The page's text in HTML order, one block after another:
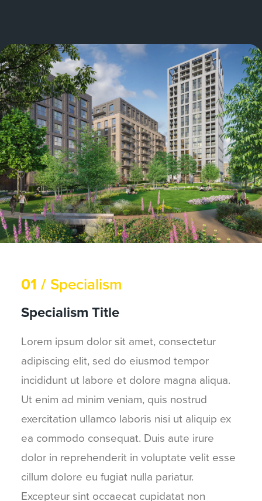
01 / Specialism
Specialism Title
Lorem ipsum dolor sit amet, consectetur
adipiscing elit, sed do eiusmod tempor
incididunt ut labore et dolore magna aliqua.
Ut enim ad minim veniam, quis nostrud
exercitation ullamco laboris nisi ut aliquip ex
ea commodo consequat. Duis aute irure
dolor in reprehenderit in voluptate velit esse
cillum dolore eu fugiat nulla pariatur.
Excepteur sint occaecat cupidatat non